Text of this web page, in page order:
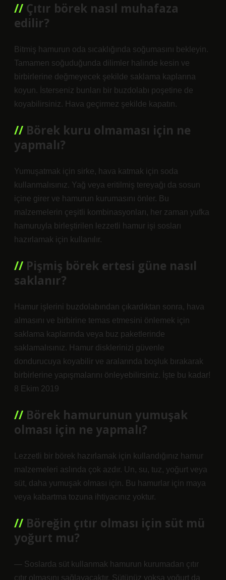
Çıtır börek nasıl muhafaza
edilir?
Bitmiş hamurun oda sıcaklığında soğumasını bekleyin.
Tamamen soğuduğunda dilimler halinde kesin ve
birbirlerine değmeyecek şekilde saklama kaplarına
koyun. İsterseniz bunları bir buzdolabı poşetine de
koyabilirsiniz. Hava geçirmez şekilde kapatın.
Börek kuru olmaması için ne
yapmalı?
Yumuşatmak için sirke, hava katmak için soda
kullanmalısınız. Yağ veya eritilmiş tereyağı da sosun
içine girer ve hamurun kurumasını önler. Bu
malzemelerin çeşitli kombinasyonları, her zaman yufka
hamuruyla birleştirilen lezzetli hamur işi sosları
hazırlamak için kullanılır.
Pişmiş börek ertesi güne nasıl
saklanır?
Hamur işlerini buzdolabından çıkardıktan sonra, hava
almasını ve birbirine temas etmesini önlemek için
saklama kaplarında veya buz paketlerinde
saklamalısınız. Hamur disklerinizi güvenle
dondurucuya koyabilir ve aralarında boşluk bırakarak
birbirlerine yapışmalarını önleyebilirsiniz. İşte bu kadar!
8 Ekim 2019
Börek hamurunun yumuşak
olması için ne yapmalı?
Lezzetli bir börek hazırlamak için kullandığınız hamur
malzemeleri aslında çok azdır. Un, su, tuz, yoğurt veya
süt, daha yumuşak olması için. Bu hamurlar için maya
veya kabartma tozuna ihtiyacınız yoktur.
Böreğin çıtır olması için süt mü
yoğurt mu?
— Soslarda süt kullanmak hamurun kurumadan çıtır
çıtır olmasını sağlayacaktır. Sütünüz yoksa yoğurt da